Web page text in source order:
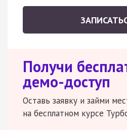
Получи
демо-доступ
Оставь заявку и займи
на бесплатном курсе